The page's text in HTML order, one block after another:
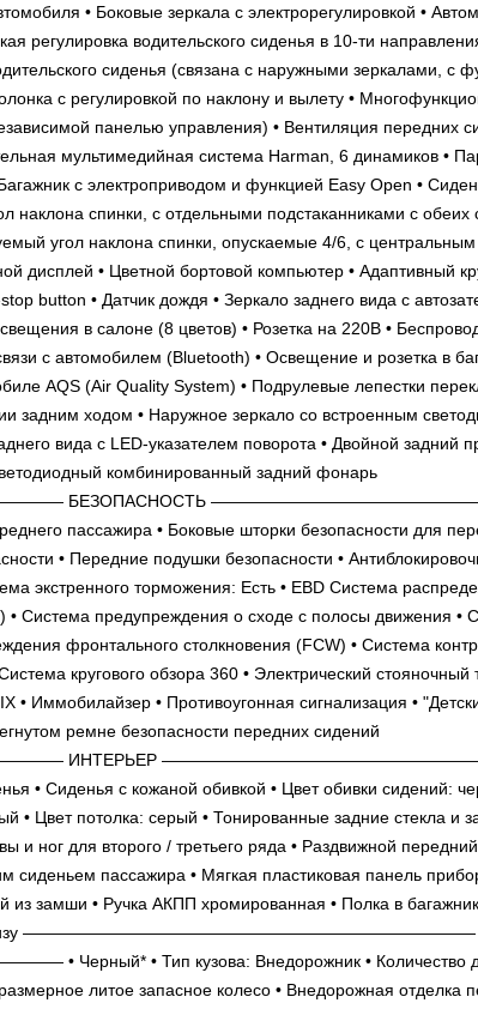
• Боковые зеркала с электрорегулировкой •
регулировка водительского сиденья в 10-ти
сиденья (связана с наружными зеркалами, с
с регулировкой по наклону и вылету •
панелью управления) • Вентиляция передних
мультимедийная система Harman, 6 динамиков •
с электроприводом и функцией Easy Open •
наклона спинки, с отдельными подстаканниками с обеих
угол наклона спинки, опускаемые 4/6, с
дисплей • Цветной бортовой компьютер • Адаптивный
button • Датчик дождя • Зеркало заднего вида с
в салоне (8 цветов) • Розетка на 220В •
с автомобилем (Bluetooth) • Освещение и розетка в
AQS (Air Quality System) • Подрулевые лепестки
задним ходом • Наружное зеркало со встроенным
вида с LED-указателем поворота • Двойной задний
комбинированный задний фонарь
БЕЗОПАСНОСТЬ
пассажира • Боковые шторки безопасности для
• Передние подушки безопасности •
экстренного торможения: Есть • EBD Система
Система предупреждения о сходе с полосы движения •
фронтального столкновения (FCW) • Система
кругового обзора 360 • Электрический стояночный
• Иммобилайзер • Противоугонная сигнализация •
ремне безопасности передних сидений
ИНТЕРЬЕР
• Сиденья с кожаной обивкой • Цвет обивки сидений:
• Цвет потолка: серый • Тонированные задние стекла и
и ног для второго / третьего ряда • Раздвижной
пассажира • Мягкая пластиковая панель
из замши • Ручка АКПП хромированная • Полка в
и снизу ———————————————————————————
• Тип кузова: Внедорожник • Количество
литое запасное колесо • Внедорожная отделка